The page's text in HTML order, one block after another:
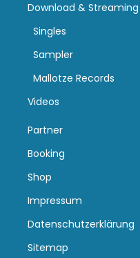
Download & Streaming
Singles
Sampler
Mallotze Records
Videos
Partner
Booking
Shop
Impressum
Datenschutzerklärung
Sitemap